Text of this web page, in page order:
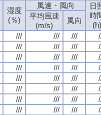
湿度
(％)
風速・風向
日
時
(h)
平均風速
(m/s)
風向
/// /// ///
/// /// ///
/// /// ///
/// /// ///
/// /// ///
/// /// ///
/// /// ///
/// /// ///